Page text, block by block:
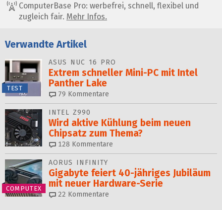
ComputerBase Pro: werbefrei, schnell, flexibel und
zugleich fair. Mehr Infos.
Verwandte Artikel
TEST
ASUS NUC 16 PRO
Extrem schneller Mini-PC mit Intel
Panther Lake
79 Kommentare
INTEL Z990
Wird aktive Kühlung beim neuen
Chipsatz zum Thema?
128 Kommentare
COMPUTEX
AORUS INFINITY
Gigabyte feiert 40-jähriges Jubiläum
mit neuer Hardware-Serie
22 Kommentare